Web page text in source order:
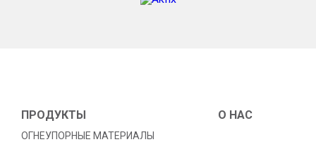
ПРОДУКТЫ
ОГНЕУПОРНЫЕ МАТЕРИАЛЫ
O HAC